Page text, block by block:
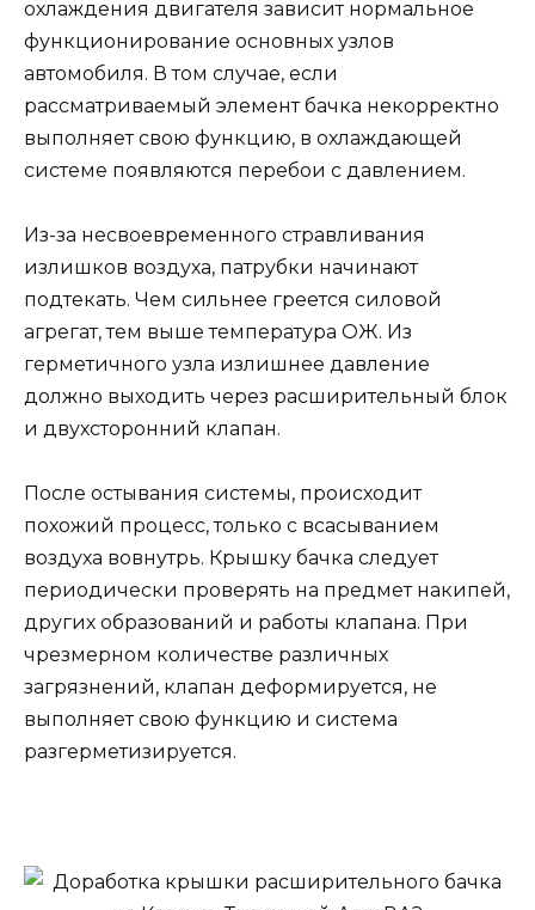
охлаждения двигателя зависит нормальное
функционирование основных узлов
автомобиля. В том случае, если
рассматриваемый элемент бачка некорректно
выполняет свою функцию, в охлаждающей
системе появляются перебои с давлением.
Из-за несвоевременного стравливания
излишков воздуха, патрубки начинают
подтекать. Чем сильнее греется силовой
агрегат, тем выше температура ОЖ. Из
герметичного узла излишнее давление
должно выходить через расширительный блок
и двухсторонний клапан.
После остывания системы, происходит
похожий процесс, только с всасыванием
воздуха вовнутрь. Крышку бачка следует
периодически проверять на предмет накипей,
других образований и работы клапана. При
чрезмерном количестве различных
загрязнений, клапан деформируется, не
выполняет свою функцию и система
разгерметизируется.